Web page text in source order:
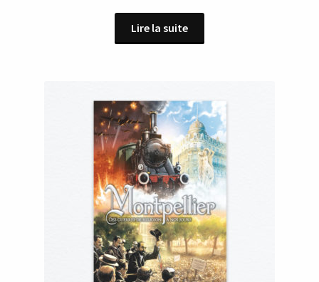
initial
était : est :
Lire la suite